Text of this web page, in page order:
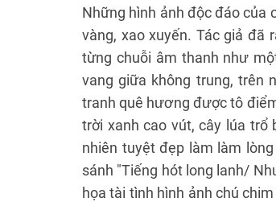
Những hình ảnh độc đáo của
vàng, xao xuyến. Tác giả đã
từng chuỗi âm thanh như
vang giữa không trung, trên
tranh quê hương được tô
trời xanh cao vút, cây lúa
nhiên tuyệt đẹp làm làm
sánh "Tiếng hót long lanh/
họa tài tình hình ảnh chú